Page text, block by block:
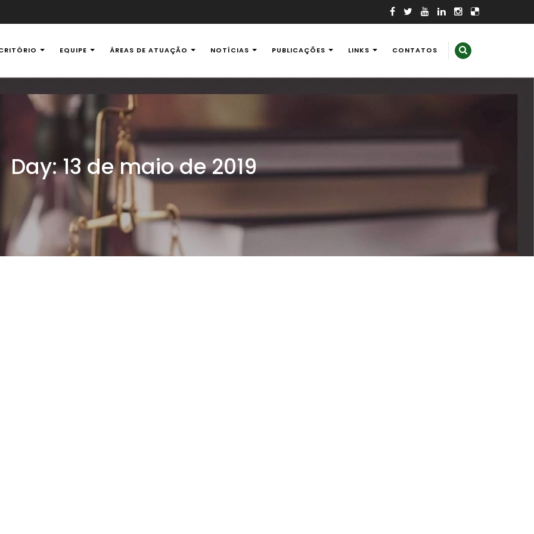
Ambiental
EQUIPE ÁREAS DE ATUAÇÃO NOTÍCIAS PUBLICAÇÕES LINKS CONTATOS
Day:13 de maio de 2019